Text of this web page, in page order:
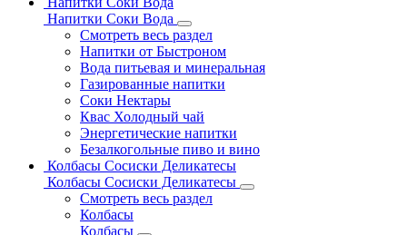
Напитки Соки Вода
Смотреть весь раздел
Напитки от Быстроном
Вода питьевая и минеральная
Газированные напитки
Соки Нектары
Квас Холодный чай
Энергетические напитки
Безалкогольные пиво и вино
Колбасы Сосиски Деликатесы
Колбасы Сосиски Деликатесы
Смотреть весь раздел
Колбасы
Колбасы